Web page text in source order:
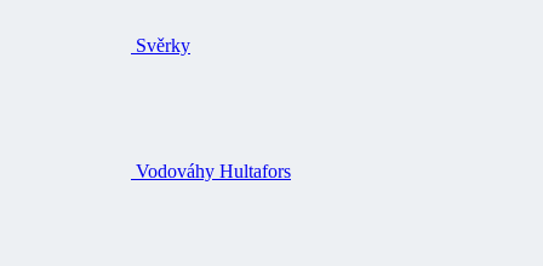
Svěrky
Vodováhy Hultafors